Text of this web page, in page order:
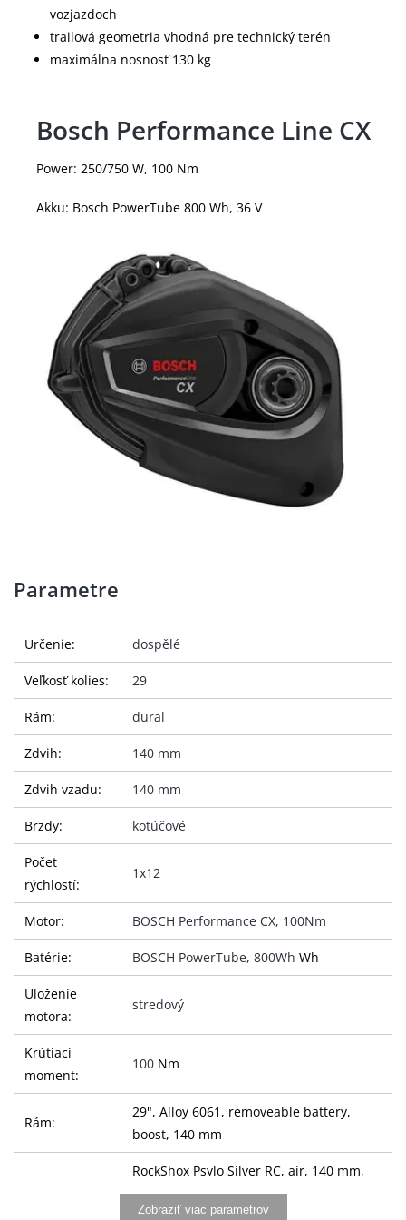
vozjazdoch
trailová geometria vhodná pre technický terén
maximálna nosnosť 130 kg
Bosch Performance Line CX
Power: 250/750 W, 100 Nm
Akku: Bosch PowerTube 800 Wh, 36 V
Parametre
Určenie: dospělé
Veľkosť kolies: 29
Rám: dural
Zdvih: 140 mm
Zdvih vzadu: 140 mm
Brzdy: kotúčové
Počet
rýchlostí:
1x12
Motor: BOSCH Performance CX, 100Nm
Batérie: BOSCH PowerTube, 800Wh Wh
Uloženie
motora:
stredový
Krútiaci
moment:
100 Nm
Rám:
29", Alloy 6061, removeable battery,
boost, 140 mm
RockShox Psylo Silver RC, air, 140 mm,
tapered
Zobraziť viac parametrov